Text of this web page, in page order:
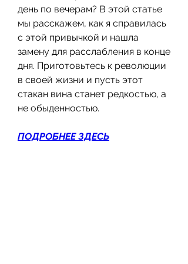
день по вечерам? В этой статье
мы расскажем, как я справилась
с этой привычкой и нашла
замену для расслабления в конце
дня. Приготовьтесь к революции
в своей жизни и пусть этот
стакан вина станет редкостью, а
не обыденностью.
ПОДРОБНЕЕ ЗДЕСЬ